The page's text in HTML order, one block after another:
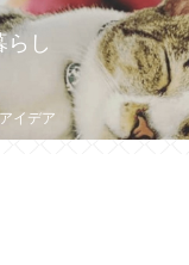
らし
イデア